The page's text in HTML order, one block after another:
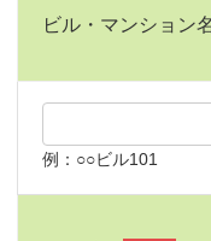
ビル・マンション
例：○○ビル101